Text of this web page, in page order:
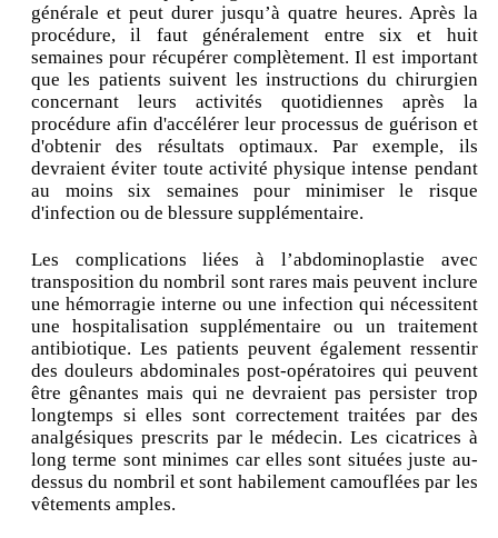
générale et peut durer jusqu’à quatre heures. Après la
procédure, il faut généralement entre six et huit
semaines pour récupérer complètement. Il est important
que les patients suivent les instructions du chirurgien
concernant leurs activités quotidiennes après la
procédure afin d'accélérer leur processus de guérison et
d'obtenir des résultats optimaux. Par exemple, ils
devraient éviter toute activité physique intense pendant
au moins six semaines pour minimiser le risque
d'infection ou de blessure supplémentaire.
Les complications liées à l’abdominoplastie avec
transposition du nombril sont rares mais peuvent inclure
une hémorragie interne ou une infection qui nécessitent
une hospitalisation supplémentaire ou un traitement
antibiotique. Les patients peuvent également ressentir
des douleurs abdominales post-opératoires qui peuvent
être gênantes mais qui ne devraient pas persister trop
longtemps si elles sont correctement traitées par des
analgésiques prescrits par le médecin. Les cicatrices à
long terme sont minimes car elles sont situées juste au-
dessus du nombril et sont habilement camouflées par les
vêtements amples.